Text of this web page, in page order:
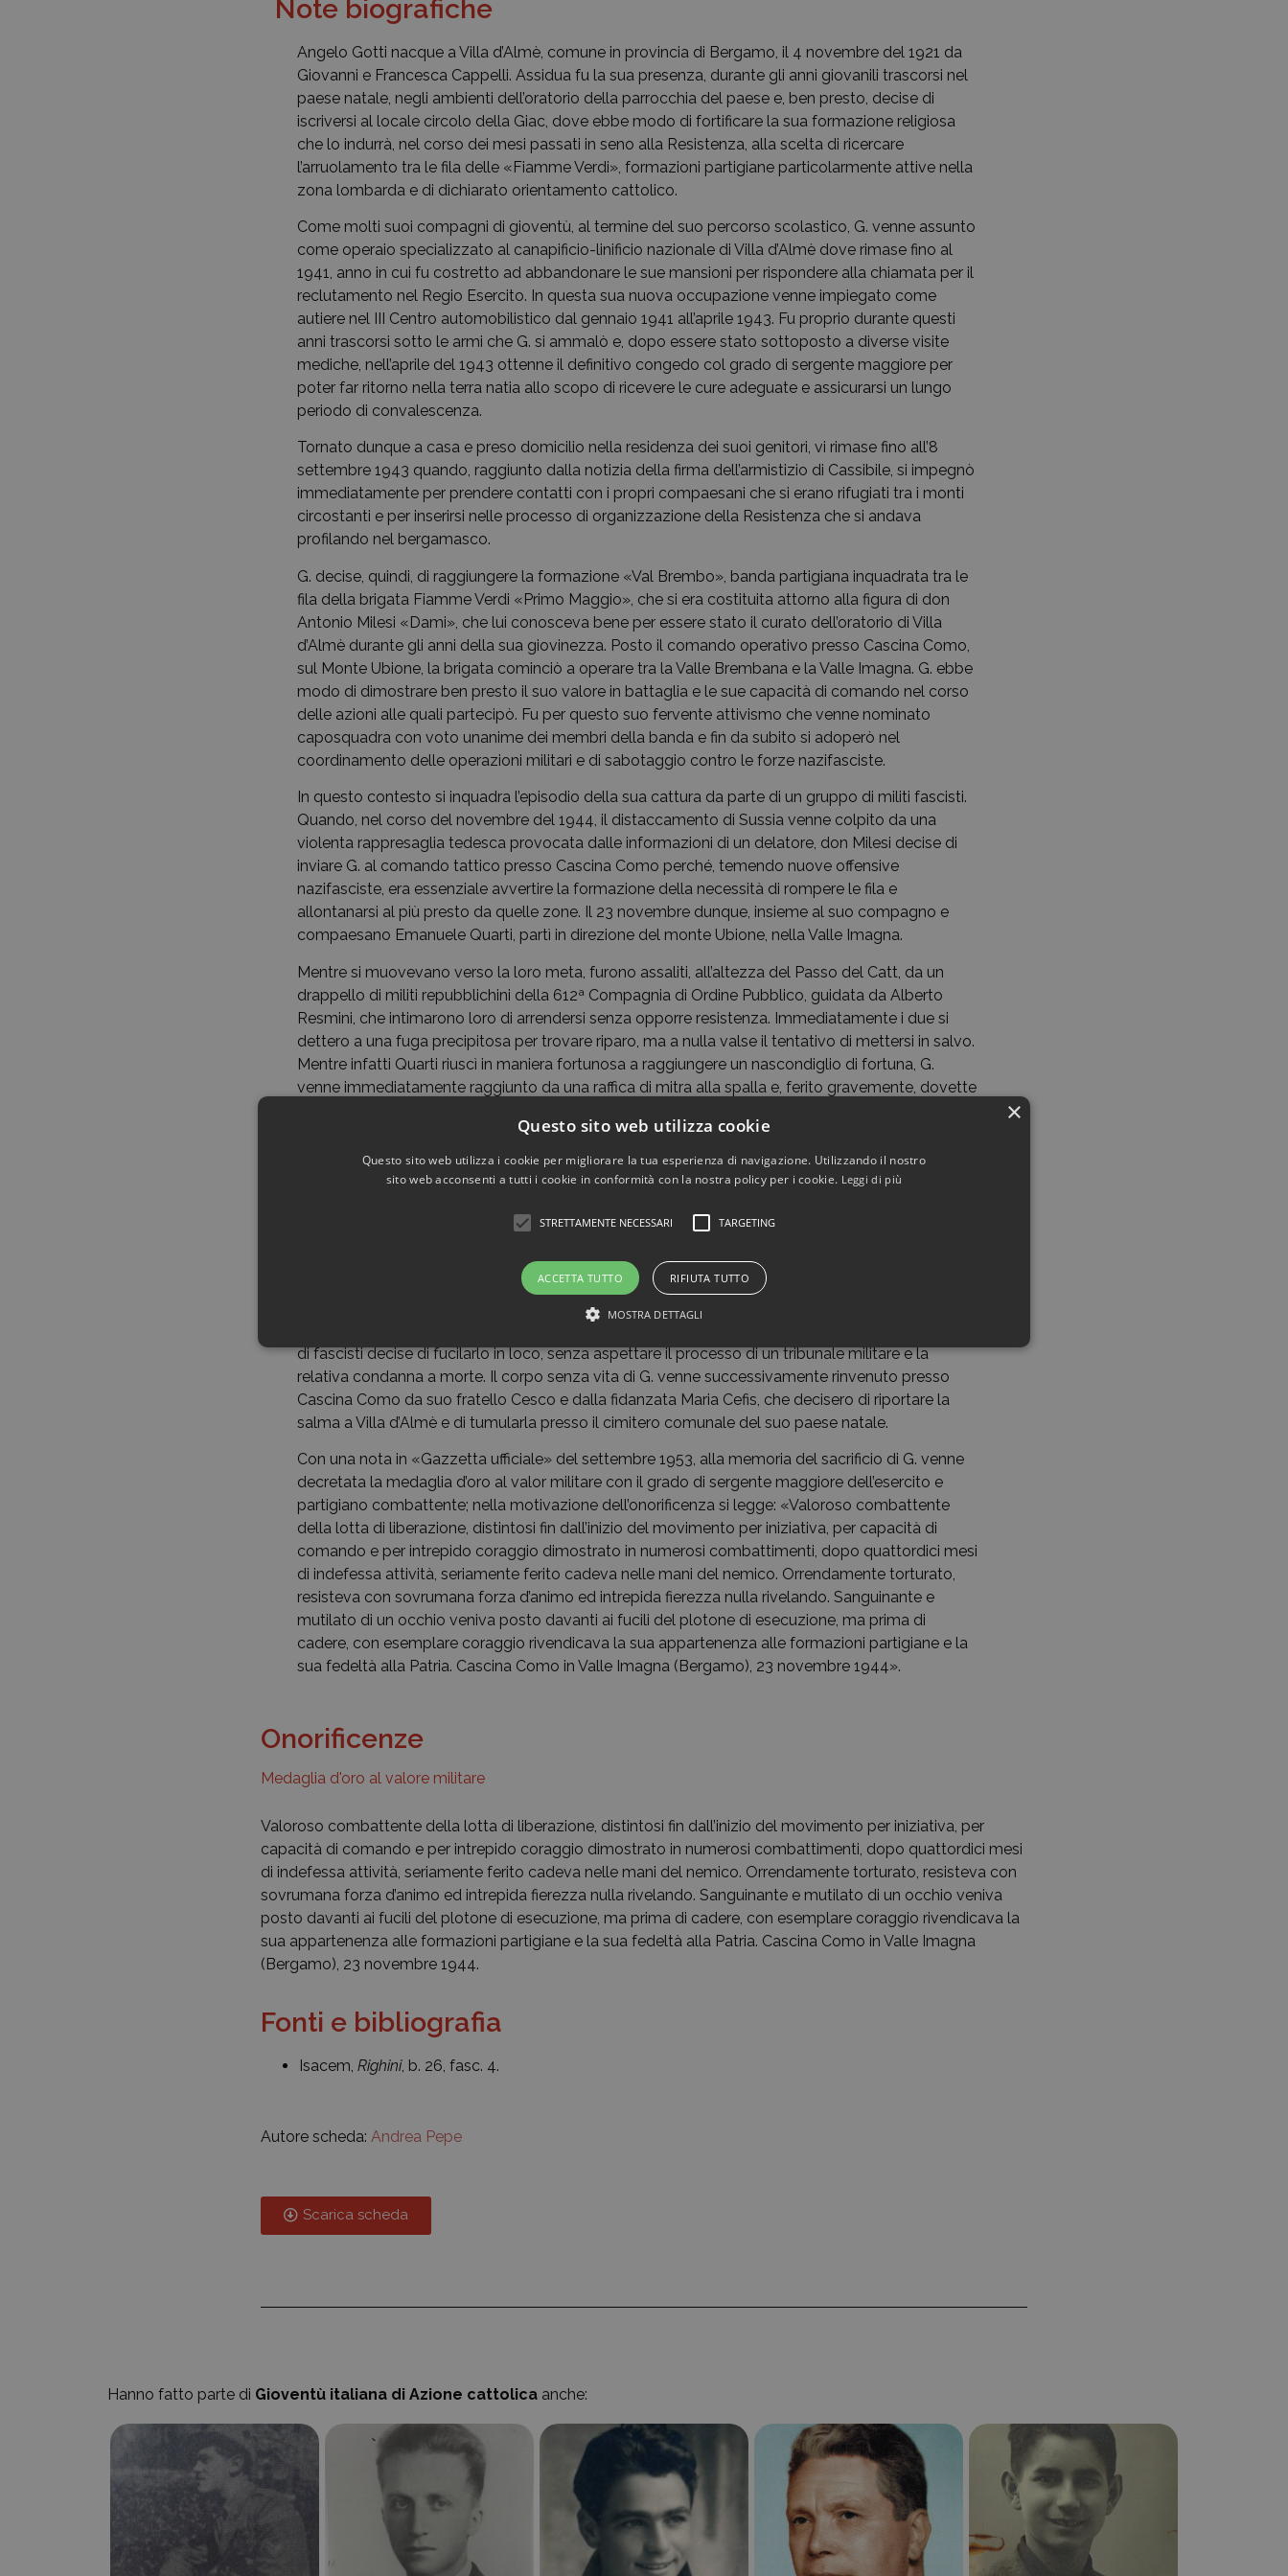
Note biografiche
Angelo Gotti nacque a Villa d’Almè, comune in provincia di Bergamo, il 4 novembre del 1921 da
Giovanni e Francesca Cappelli. Assidua fu la sua presenza, durante gli anni giovanili trascorsi nel
paese natale, negli ambienti dell’oratorio della parrocchia del paese e, ben presto, decise di
iscriversi al locale circolo della Giac, dove ebbe modo di fortificare la sua formazione religiosa
che lo indurrà, nel corso dei mesi passati in seno alla Resistenza, alla scelta di ricercare
l’arruolamento tra le fila delle «Fiamme Verdi», formazioni partigiane particolarmente attive nella
zona lombarda e di dichiarato orientamento cattolico.
Come molti suoi compagni di gioventù, al termine del suo percorso scolastico, G. venne assunto
come operaio specializzato al canapificio-linificio nazionale di Villa d’Almè dove rimase fino al
1941, anno in cui fu costretto ad abbandonare le sue mansioni per rispondere alla chiamata per il
reclutamento nel Regio Esercito. In questa sua nuova occupazione venne impiegato come
autiere nel III Centro automobilistico dal gennaio 1941 all’aprile 1943. Fu proprio durante questi
anni trascorsi sotto le armi che G. si ammalò e, dopo essere stato sottoposto a diverse visite
mediche, nell’aprile del 1943 ottenne il definitivo congedo col grado di sergente maggiore per
poter far ritorno nella terra natia allo scopo di ricevere le cure adeguate e assicurarsi un lungo
periodo di convalescenza.
Tornato dunque a casa e preso domicilio nella residenza dei suoi genitori, vi rimase fino all’8
settembre 1943 quando, raggiunto dalla notizia della firma dell’armistizio di Cassibile, si impegnò
immediatamente per prendere contatti con i propri compaesani che si erano rifugiati tra i monti
circostanti e per inserirsi nelle processo di organizzazione della Resistenza che si andava
profilando nel bergamasco.
G. decise, quindi, di raggiungere la formazione «Val Brembo», banda partigiana inquadrata tra le
fila della brigata Fiamme Verdi «Primo Maggio», che si era costituita attorno alla figura di don
Antonio Milesi «Dami», che lui conosceva bene per essere stato il curato dell’oratorio di Villa
d’Almè durante gli anni della sua giovinezza. Posto il comando operativo presso Cascina Como,
sul Monte Ubione, la brigata cominciò a operare tra la Valle Brembana e la Valle Imagna. G. ebbe
modo di dimostrare ben presto il suo valore in battaglia e le sue capacità di comando nel corso
delle azioni alle quali partecipò. Fu per questo suo fervente attivismo che venne nominato
caposquadra con voto unanime dei membri della banda e fin da subito si adoperò nel
coordinamento delle operazioni militari e di sabotaggio contro le forze nazifasciste.
In questo contesto si inquadra l’episodio della sua cattura da parte di un gruppo di militi fascisti.
Quando, nel corso del novembre del 1944, il distaccamento di Sussia venne colpito da una
violenta rappresaglia tedesca provocata dalle informazioni di un delatore, don Milesi decise di
inviare G. al comando tattico presso Cascina Como perché, temendo nuove offensive
nazifasciste, era essenziale avvertire la formazione della necessità di rompere le fila e
allontanarsi al più presto da quelle zone. Il 23 novembre dunque, insieme al suo compagno e
compaesano Emanuele Quarti, partì in direzione del monte Ubione, nella Valle Imagna.
Mentre si muovevano verso la loro meta, furono assaliti, all’altezza del Passo del Catt, da un
drappello di militi repubblichini della 612ª Compagnia di Ordine Pubblico, guidata da Alberto
Resmini, che intimarono loro di arrendersi senza opporre resistenza. Immediatamente i due si
dettero a una fuga precipitosa per trovare riparo, ma a nulla valse il tentativo di mettersi in salvo.
Mentre infatti Quarti riuscì in maniera fortunosa a raggiungere un nascondiglio di fortuna, G.
venne immediatamente raggiunto da una raffica di mitra alla spalla e, ferito gravemente, dovette
locale lanificio di Villa d’Almè, venne in un primo momento riconosciuto come innocente ma, a
seguito della testimonianza del delatore giunto sul posto, G. fu dichiarato colpevole di
collaborazione con la Resistenza del bergamasco e sottoposto immediatamente a un duro
zona. Fingendo di prestare servizio nelle formazioni partigiane solo in qualità di staffetta e,
dunque, di non conoscere dettagli e piani di attività, si impegnò a non rivelare nessuna
indicazione utile ai suoi aguzzini, anche dopo aver subito diverse torture e sevizie.
di fascisti decise di fucilarlo in loco, senza aspettare il processo di un tribunale militare e la
relativa condanna a morte. Il corpo senza vita di G. venne successivamente rinvenuto presso
Cascina Como da suo fratello Cesco e dalla fidanzata Maria Cefis, che decisero di riportare la
salma a Villa d’Almè e di tumularla presso il cimitero comunale del suo paese natale.
Con una nota in «Gazzetta ufficiale» del settembre 1953, alla memoria del sacrificio di G. venne
decretata la medaglia d’oro al valor militare con il grado di sergente maggiore dell’esercito e
partigiano combattente; nella motivazione dell’onorificenza si legge: «Valoroso combattente
della lotta di liberazione, distintosi fin dall’inizio del movimento per iniziativa, per capacità di
comando e per intrepido coraggio dimostrato in numerosi combattimenti, dopo quattordici mesi
di indefessa attività, seriamente ferito cadeva nelle mani del nemico. Orrendamente torturato,
resisteva con sovrumana forza d’animo ed intrepida fierezza nulla rivelando. Sanguinante e
mutilato di un occhio veniva posto davanti ai fucili del plotone di esecuzione, ma prima di
cadere, con esemplare coraggio rivendicava la sua appartenenza alle formazioni partigiane e la
sua fedeltà alla Patria. Cascina Como in Valle Imagna (Bergamo), 23 novembre 1944».
Onorificenze
Medaglia d'oro al valore militare
Valoroso combattente della lotta di liberazione, distintosi fin dall’inizio del movimento per iniziativa, per
capacità di comando e per intrepido coraggio dimostrato in numerosi combattimenti, dopo quattordici mesi
di indefessa attività, seriamente ferito cadeva nelle mani del nemico. Orrendamente torturato, resisteva con
sovrumana forza d’animo ed intrepida fierezza nulla rivelando. Sanguinante e mutilato di un occhio veniva
posto davanti ai fucili del plotone di esecuzione, ma prima di cadere, con esemplare coraggio rivendicava la
sua appartenenza alle formazioni partigiane e la sua fedeltà alla Patria. Cascina Como in Valle Imagna
(Bergamo), 23 novembre 1944.
Fonti e bibliografia
Isacem, Righini, b. 26, fasc. 4.
Autore scheda: Andrea Pepe
Scarica scheda
Hanno fatto parte di Gioventù italiana di Azione cattolica anche:
×
Questo sito web utilizza cookie
Questo sito web utilizza i cookie per migliorare la tua esperienza di navigazione. Utilizzando il nostro
sito web acconsenti a tutti i cookie in conformità con la nostra policy per i cookie. Leggi di più
STRETTAMENTE NECESSARI TARGETING
ACCETTA TUTTO RIFIUTA TUTTO
MOSTRA DETTAGLI